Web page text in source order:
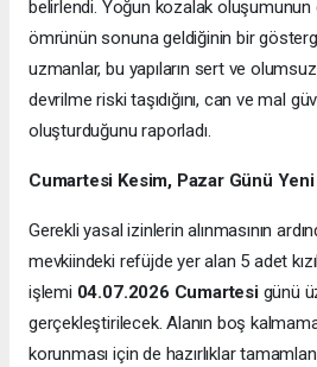
belirlendi. Yoğun kozalak oluşumunun
ömrünün sonuna geldiğinin bir
uzmanlar, bu yapıların sert ve
devrilme riski taşıdığını, can ve mal
oluşturduğunu raporladı.
Cumartesi Kesim, Pazar Günü Yeni
Gerekli yasal izinlerin alınmasının
mevkiindeki refüjde yer alan 5 adet
işlemi 04.07.2026 Cumartesigünü
gerçekleştirilecek. Alanın boş
korunması için de hazırlıklar